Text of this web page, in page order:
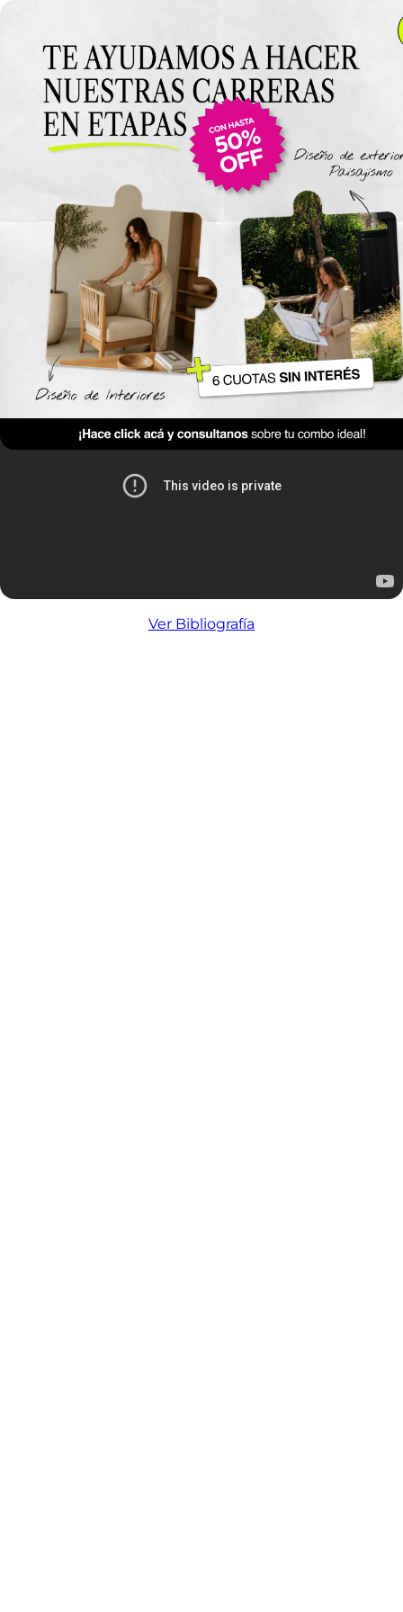
Anterior Clase
Clase 3
Materiales
Ver Bibliografía